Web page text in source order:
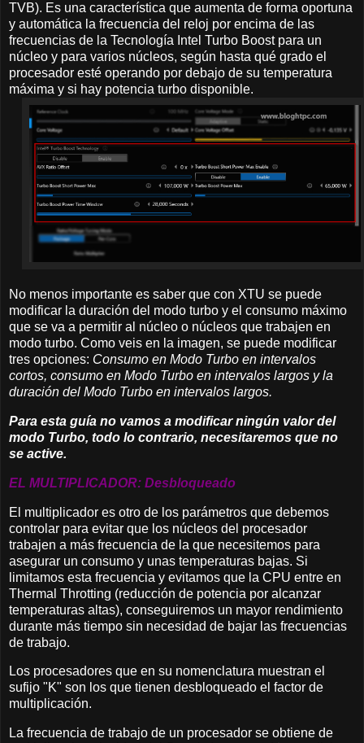
TVB). Es una característica que aumenta de forma oportuna
y automática la frecuencia del reloj por encima de las
frecuencias de la Tecnología Intel Turbo Boost para un
núcleo y para varios núcleos, según hasta qué grado el
procesador esté operando por debajo de su temperatura
máxima y si hay potencia turbo disponible.
No menos importante es saber que con XTU se puede
modificar la duración del modo turbo y el consumo máximo
que se va a permitir al núcleo o núcleos que trabajen en
modo turbo. Como veis en la imagen, se puede modificar
tres opciones: Consumo en Modo Turbo en intervalos
cortos, consumo en Modo Turbo en intervalos largos y la
duración del Modo Turbo en intervalos largos.
Para esta guía no vamos a modificar ningún valor del
modo Turbo, todo lo contrario, necesitaremos que no
se active.
EL MULTIPLICADOR: Desbloqueado
El multiplicador es otro de los parámetros que debemos
controlar para evitar que los núcleos del procesador
trabajen a más frecuencia de la que necesitemos para
asegurar un consumo y unas temperaturas bajas. Si
limitamos esta frecuencia y evitamos que la CPU entre en
Thermal Throtting (reducción de potencia por alcanzar
temperaturas altas), conseguiremos un mayor rendimiento
durante más tiempo sin necesidad de bajar las frecuencias
de trabajo.
Los procesadores que en su nomenclatura muestran el
sufijo "K" son los que tienen desbloqueado el factor de
multiplicación.
La frecuencia de trabajo de un procesador se obtiene de